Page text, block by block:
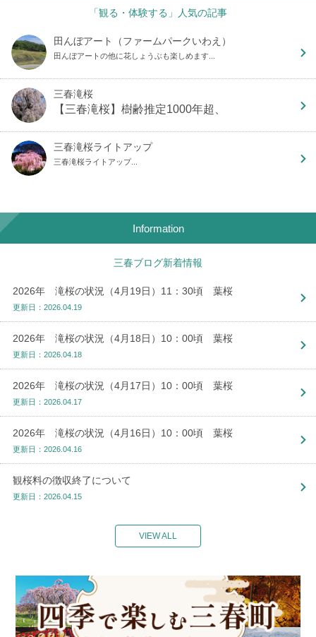
「観る・体験する」人気の記事
田んぼアート（ファームパークいわえ）
田んぼアートの他に花しょうぶも楽しめます...
三春滝桜
【三春滝桜】樹齢推定1000年超、
三春滝桜ライトアップ
三春滝桜ライトアップ...
Information
三春ブログ新着情報
2026年 滝桜の状況（4月19日）11：30頃 葉桜
更新日：2026.04.19
2026年 滝桜の状況（4月18日）10：00頃 葉桜
更新日：2026.04.18
2026年 滝桜の状況（4月17日）10：00頃 葉桜
更新日：2026.04.17
2026年 滝桜の状況（4月16日）10：00頃 葉桜
更新日：2026.04.16
観桜料の徴収終了について
更新日：2026.04.15
VIEW ALL